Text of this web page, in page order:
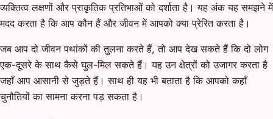
व्यक्तित्व लक्षणों और प्राकृतिक प्रतिभाओं को दर्शाता है। यह अंक यह समझने में
मदद करता है कि आप कौन हैं और जीवन में आपको क्या प्रेरित करता है।
जब आप दो जीवन पथांकों की तुलना करते हैं, तो आप देख सकते हैं कि दो लोग
एक-दूसरे के साथ कैसे घुल-मिल सकते हैं। यह उन क्षेत्रों को उजागर करता है
जहाँ आप आसानी से जुड़ते हैं। साथ ही यह भी बताता है कि आपको कहाँ
चुनौतियों का सामना करना पड़ सकता है।